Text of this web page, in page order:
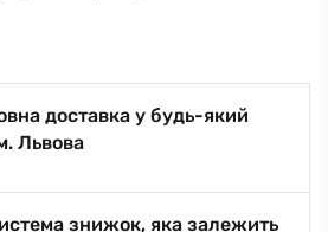
доставка у будь-який
Львова
знижок, яка залежить